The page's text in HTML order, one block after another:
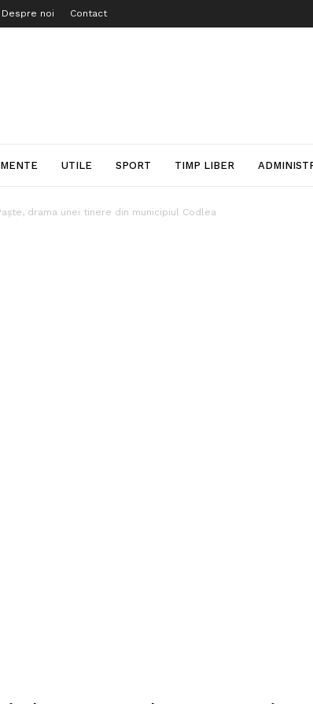
Despre noi Contact
UTILE SPORT TIMP LIBER
drama unei tinere din municipiul Codlea